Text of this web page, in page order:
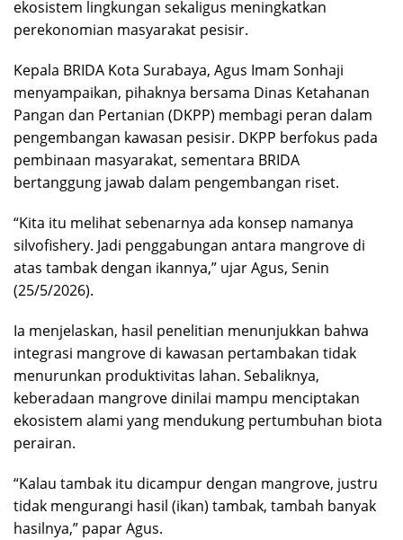
ekosistem lingkungan sekaligus meningkatkan
perekonomian masyarakat pesisir.
Kepala BRIDA Kota Surabaya, Agus Imam Sonhaji
menyampaikan, pihaknya bersama Dinas Ketahanan
Pangan dan Pertanian (DKPP) membagi peran dalam
pengembangan kawasan pesisir. DKPP berfokus pada
pembinaan masyarakat, sementara BRIDA
bertanggung jawab dalam pengembangan riset.
“Kita itu melihat sebenarnya ada konsep namanya
silvofishery. Jadi penggabungan antara mangrove di
atas tambak dengan ikannya,” ujar Agus, Senin
(25/5/2026).
Ia menjelaskan, hasil penelitian menunjukkan bahwa
integrasi mangrove di kawasan pertambakan tidak
menurunkan produktivitas lahan. Sebaliknya,
keberadaan mangrove dinilai mampu menciptakan
ekosistem alami yang mendukung pertumbuhan biota
perairan.
“Kalau tambak itu dicampur dengan mangrove, justru
tidak mengurangi hasil (ikan) tambak, tambah banyak
hasilnya,” papar Agus.